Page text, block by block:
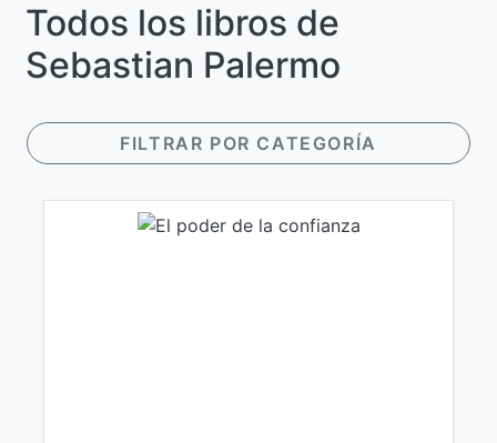
Todos los libros de
Sebastian Palermo
FILTRAR POR CATEGORÍA